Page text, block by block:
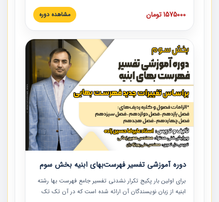
ردیف ها و مطالب فهرست بها تفسیر و ارائه شده است. این
دوره به صورت کامل تصویری بوده و به همراه تصاویر عملیات
دوره با کلام مهندس علیرضاحسین‌زاده مدیر پروژه مهندسی
مشاور در امر بازنگری فهرست بها رشته ابنیه ارائه شده و به تمام
همکارانی که در حوزه صنعت ساخت در حال فعالیت هستند حتما
توصیه می کنیم از مطالب این دوره استفاده نمایند.
1575000 تومان مشاهده دوره
دوره آموزشی تفسیر فهرست‌بهای ابنیه بخش سوم
برای اولین بار پکیج تکرار نشدنی تفسیر جامع فهرست بها رشته
ابنیه از زبان نویسندگان آن ارائه شده است که در آن تک تک